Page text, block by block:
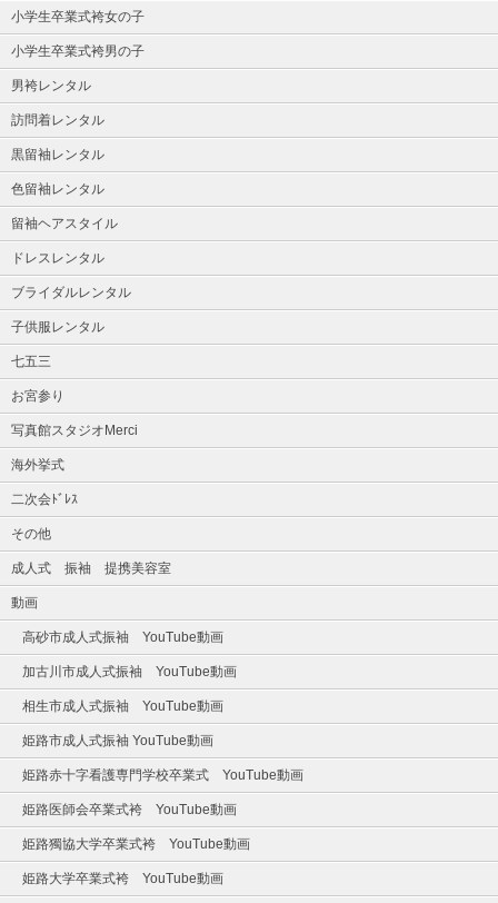
小学生卒業式袴女の子
小学生卒業式袴男の子
男袴レンタル
訪問着レンタル
黒留袖レンタル
色留袖レンタル
留袖ヘアスタイル
ドレスレンタル
ブライダルレンタル
子供服レンタル
七五三
お宮参り
写真館スタジオMerci
海外挙式
二次会ﾄﾞﾚｽ
その他
成人式 振袖 提携美容室
動画
高砂市成人式振袖 YouTube動画
加古川市成人式振袖 YouTube動画
相生市成人式振袖 YouTube動画
姫路市成人式振袖 YouTube動画
姫路赤十字看護専門学校卒業式 YouTube動画
姫路医師会卒業式袴 YouTube動画
姫路獨協大学卒業式袴 YouTube動画
姫路大学卒業式袴 YouTube動画